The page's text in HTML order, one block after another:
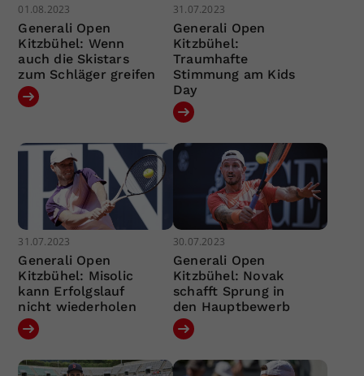
01.08.2023
Generali Open
Kitzbühel: Wenn
auch die Skistars
zum Schläger greifen
31.07.2023
Generali Open
Kitzbühel:
Traumhafte
Stimmung am Kids
Day
31.07.2023
Generali Open
Kitzbühel: Misolic
kann Erfolgslauf
nicht wiederholen
30.07.2023
Generali Open
Kitzbühel: Novak
schafft Sprung in
den Hauptbewerb